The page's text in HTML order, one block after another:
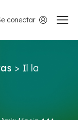
conectar
> Il la